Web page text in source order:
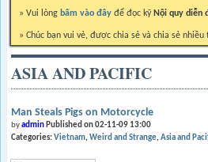
» Vui lòng bấm vào đây để đọc kỹ Nội quy diễn
» Chúc bạn vui vẻ, được chia sẻ và chia sẻ
ASIA AND PACIFIC
Man Steals Pigs on Motorcycle
byadmin Published on 02-11-09 13:00
Categories:Vietnam Weird and Strange Asia and